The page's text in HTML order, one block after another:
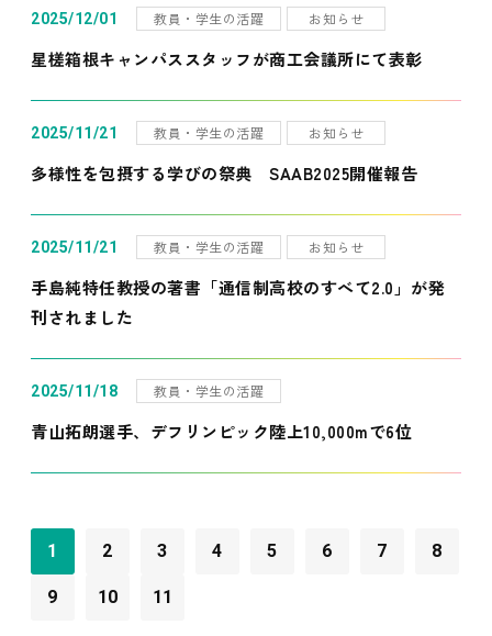
2025/12/01 教員・学生の活躍 お知らせ
星槎箱根キャンパススタッフが商工会議所にて表彰
2025/11/21 教員・学生の活躍 お知らせ
多様性を包摂する学びの祭典 SAAB2025開催報告
2025/11/21 教員・学生の活躍 お知らせ
手島純特任教授の著書「通信制高校のすべて2.0」が発
刊されました
2025/11/18 教員・学生の活躍
青山拓朗選手、デフリンピック陸上10,000mで6位
1 2 3 4 5 6 7 8
9 10 11